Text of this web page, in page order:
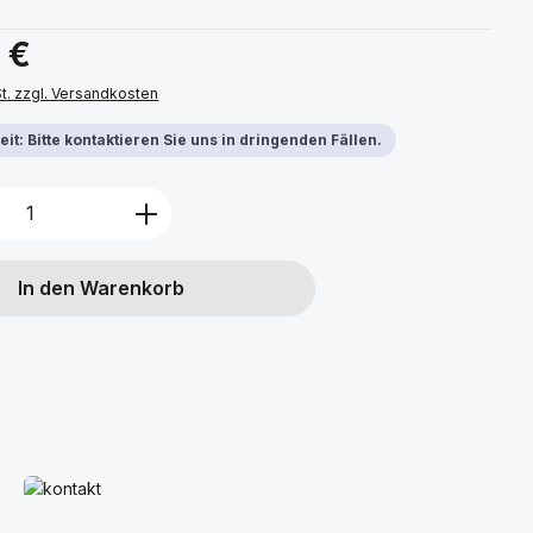
€
zzgl. Versandkosten
Bitte kontaktieren Sie uns in dringenden Fällen.
Gib den gewünschten Wert
In den Warenkorb
Mehr erfahren